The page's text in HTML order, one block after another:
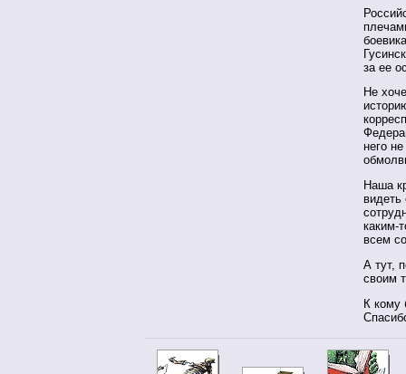
за ее
Не
него
Наша
видеть
каким-
всем
А тут,
своим
К кому